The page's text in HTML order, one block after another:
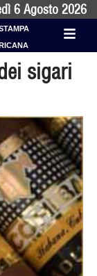
6 Agosto 2026
sigari